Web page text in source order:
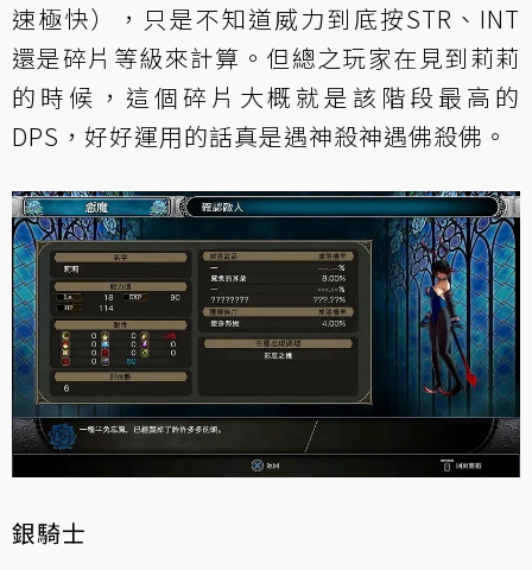
速極快），只是不知道威力到底按STR、INT
還是碎片等級來計算。但總之玩家在見到莉莉
的時候，這個碎片大概就是該階段最高的
DPS，好好運用的話真是遇神殺神遇佛殺佛。
銀騎士